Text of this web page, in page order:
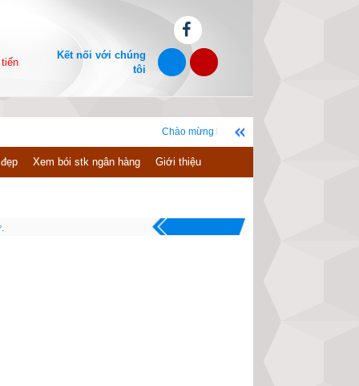
Kết nối với chúng
tôi
Chào mừng bạn đến với website xemvm.com, chúc
Xem bói stk ngân hàng Giới thiệu